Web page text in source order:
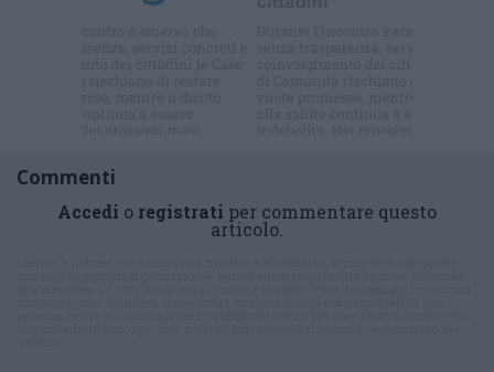
Commenti
Accedi o registrati per commentare questo
articolo.